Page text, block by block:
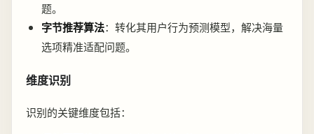
题。
字节推荐算法：转化其用户行为预测模型，解决海量
选项精准适配问题。
维度识别
识别的关键维度包括：